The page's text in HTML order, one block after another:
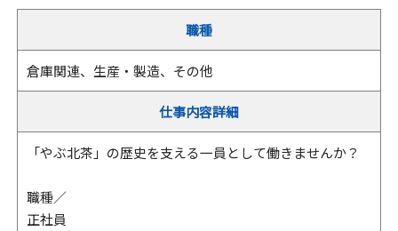
職種
倉庫関連、生産・製造、その他
仕事内容詳細
「やぶ北茶」の歴史を支える一員として働きませんか？
職種／
正社員